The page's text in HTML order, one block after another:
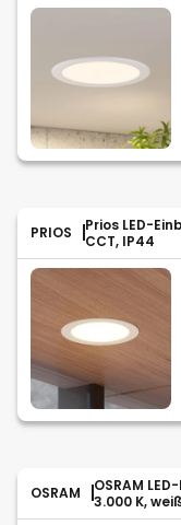
PRIOS
Prios LED-
CCT, IP44
OSRAM
OSRAM
3.000 K,